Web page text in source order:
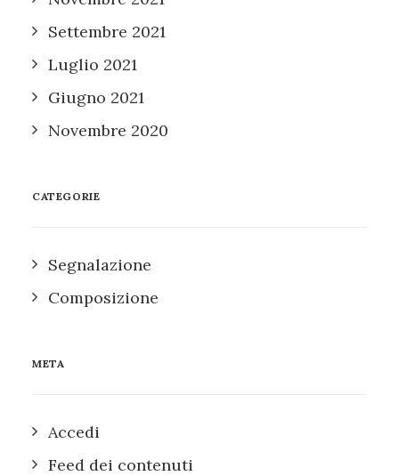
Settembre 2021
Luglio 2021
Giugno 2021
Novembre 2020
CATEGORIE
Segnalazione
Composizione
META
Accedi
Feed dei contenuti